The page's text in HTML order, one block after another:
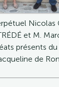
Nicolas
et M.
présents
de